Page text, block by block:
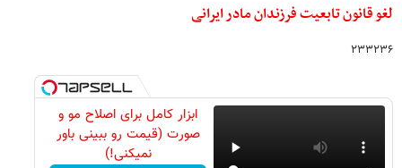
لغو قانون تابعیت فرزندان مادر ایرانی
۲۳۳۲۳۶
ابزار کامل برای اصلاح مو و
صورت (قیمت رو ببینی باور
نمیکنی!)